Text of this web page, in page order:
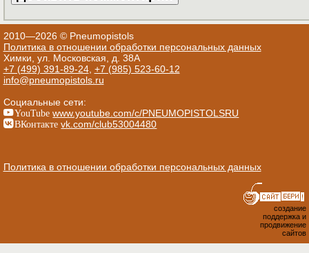
2010—2026 © Pneumopistols
Политика в отношении обработки персональных данных
Химки, ул. Московская, д. 38А
+7 (499) 391-89-24, +7 (985) 523-60-12
info@pneumopistols.ru
Социальные сети:
YouTube www.youtube.com/c/PNEUMOPISTOLSRU
ВКонтакте vk.com/club53004480
Политика в отношении обработки персональных данных
создание
поддержка и
продвижение
сайтов